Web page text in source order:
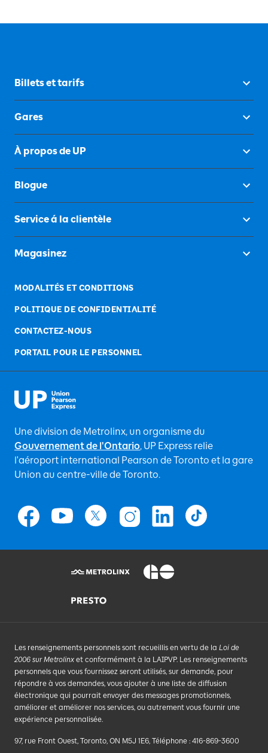
Billets et tarifs
Gares
À propos de UP
Blogue
Service á la clientèle
Magasinez
MODALITÉS ET CONDITIONS
POLITIQUE DE CONFIDENTIALITÉ
CONTACTEZ-NOUS
PORTAIL POUR LE PERSONNEL
Une division de Metrolinx, un organisme du
Gouvernement de l'Ontario, UP Express relie
l'aéroport international Pearson de Toronto et la gare
Union au centre-ville de Toronto.
Les renseignements personnels sont recueillis en vertu de la Loi de
2006 sur Metrolinx et conformément à la LAIPVP. Les renseignements
personnels que vous fournissez seront utilisés, sur demande, pour
répondre à vos demandes, vous ajouter à une liste de diffusion
électronique qui pourrait envoyer des messages promotionnels,
améliorer et améliorer nos services, ou autrement vous fournir une
expérience personnalisée.
97, rue Front Ouest, Toronto, ON M5J 1E6, Téléphone : 416-869-3600